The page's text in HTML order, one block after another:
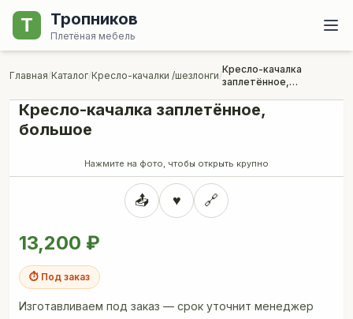
Т Тропников
Плетёная мебель
Главная/Каталог/Кресло-качалки /шезлонги/
Кресло-качалка
заплетённое,
Кресло-качалка заплетённое,
большое
Нажмите на фото, чтобы открыть крупно
📤 ♥ 🔗
13,200 ₽
⏱ Под заказ
Изготавливаем под заказ — срок уточнит менеджер